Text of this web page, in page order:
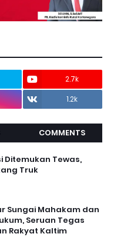
2.7k
1.2k
COMMENTS
Ditemukan Tewas,
Truk
Sungai Mahakam dan
Seruan Tegas
Rakyat Kaltim